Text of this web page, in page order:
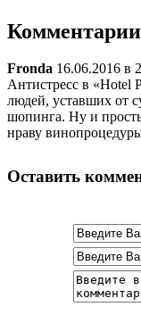
Комментарии
Fronda 16.06.2016 в
Антистресс в «Hotel
людей, уставших от
шопинга. Ну и
нраву
Оставить